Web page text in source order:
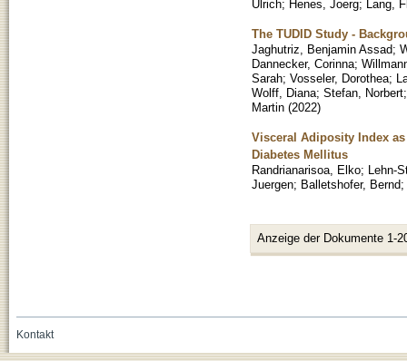
Ulrich; Henes, Joerg; Lang,
The TUDID Study -
Jaghutriz, Benjamin Assad;
Dannecker, Corinna;
Sarah; Vosseler, Dorothea;
Wolff, Diana; Stefan, Norbert
Martin (2022)
Visceral Adiposity Index
Diabetes Mellitus
Randrianarisoa, Elko; Lehn-
Juergen; Balletshofer, Bernd;
Anzeige der Dokumente 1-
Kontakt